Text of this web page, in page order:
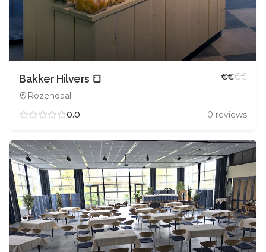
Bakker Hilvers 🍞
Rozendaal
€€€€
0.0 0 reviews